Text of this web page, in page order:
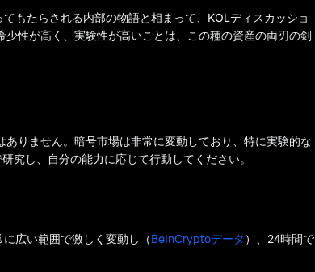
もたらされる内部の物語と相まって、KOLディスカッショ
性が高く、実験性が高いことは、この種の資産の両刃の剣
りません。暗号市場は非常に変動しており、特に実験的な
究し、自分の能力に応じて行動してください。
広い範囲で激しく変動し（BeInCryptoデータ ）、24時間で